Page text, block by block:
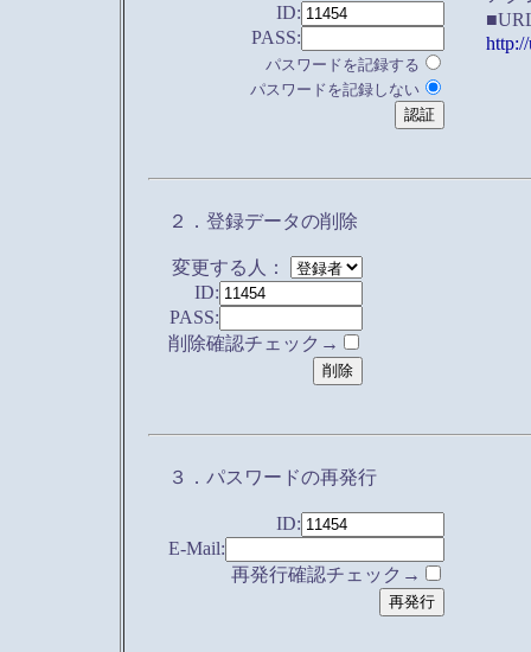
ID:
PASS:
パスワードを記録する
パスワードを記録しない
２．登録データの削除
変更する人：
ID:
PASS:
削除確認チェック→
３．パスワードの再発行
ID:
E-Mail:
再発行確認チェック→